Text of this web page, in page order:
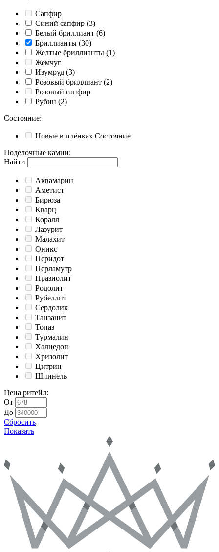
Cапфир
Cиний сапфир (3)
Белый бриллиант (6)
Бриллианты (30)
Желтые бриллианты (1)
Жемчуг
Изумруд (3)
Розовый бриллиант (2)
Розовый сапфир
Рубин (2)
Состояние:
Новые в плёнках Состояние
Поделочные камни:
Найти
Аквамарин
Аметист
Бирюза
Кварц
Коралл
Лазурит
Малахит
Оникс
Перидот
Перламутр
Празиолит
Родолит
Рубеллит
Сердолик
Танзанит
Топаз
Турмалин
Халцедон
Хризолит
Цитрин
Шпинель
Цена ритейл:
От
До
Сбросить
Показать